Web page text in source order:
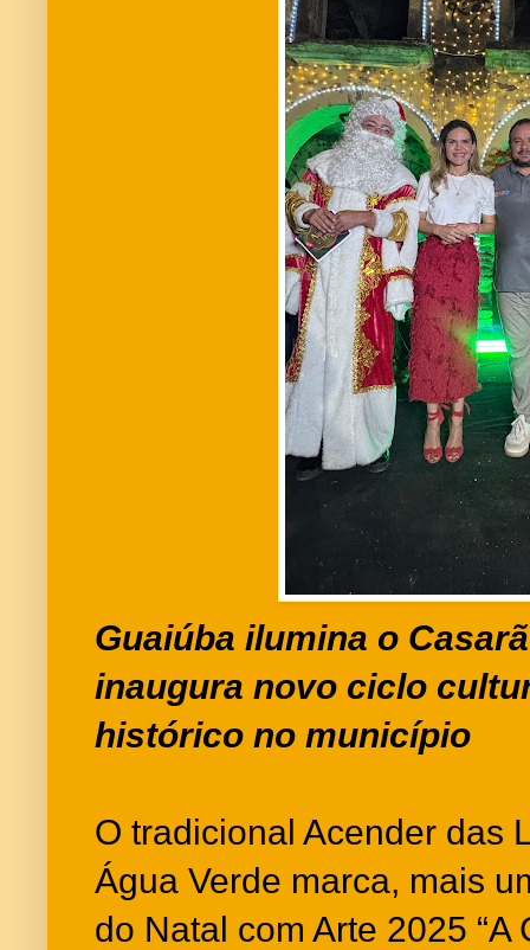
Guaiúba ilumina o
inaugura novo ciclo
histórico no município
O tradicional Acender das
Água Verde marca, mais
do Natal com Arte 2025 “A